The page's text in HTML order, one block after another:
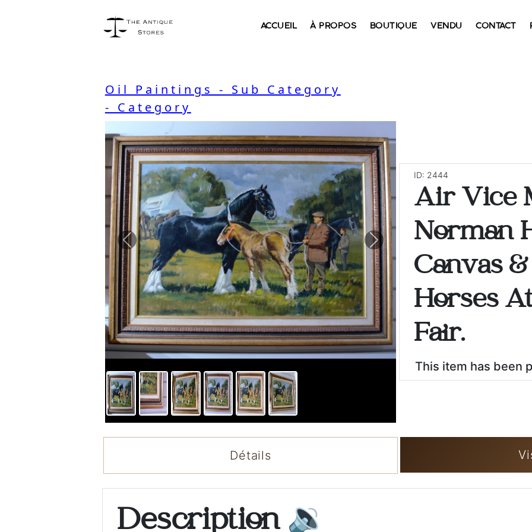
ACCUEIL À PROPOS BOUTIQUE VENDU CONTACT
Oil Paintings - Sub Category
- Category
Previous Next
ID: 2444
Air Vice
Norman
Canvas
Horses
Fair.
This item has been
Détails
Description 🔉